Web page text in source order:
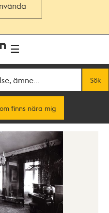
Sök
finns nära mig